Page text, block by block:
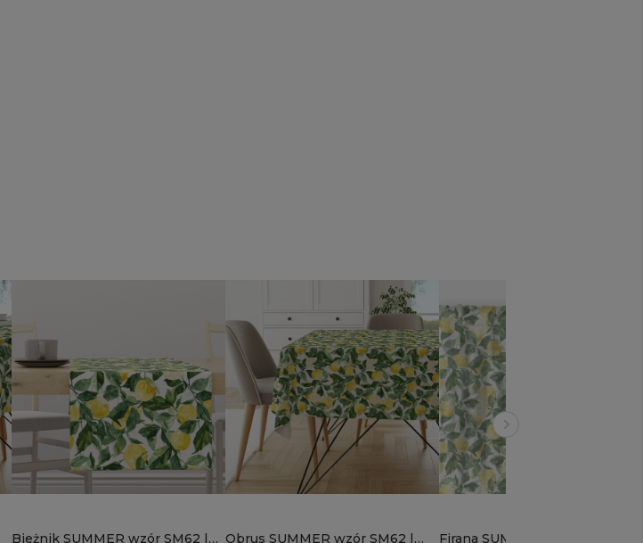
Bieżnik SUMMER wzór SM62 |
Obrus SUMMER wzór SM62 |
Firana SUMMER wzór SM62 |